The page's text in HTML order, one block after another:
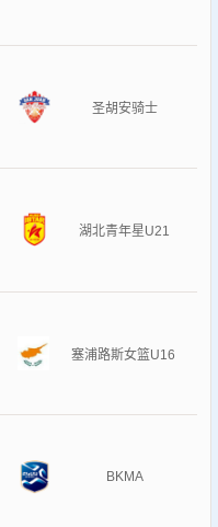
圣胡安骑士
湖北青年星U21
塞浦路斯女篮U16
BKMA